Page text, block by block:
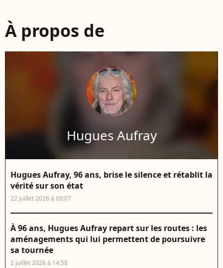
À propos de
Hugues Aufray
Hugues Aufray, 96 ans, brise le silence et rétablit la
vérité sur son état
22 juillet 2026 à 09:07
À 96 ans, Hugues Aufray repart sur les routes : les
aménagements qui lui permettent de poursuivre
sa tournée
2 juillet 2026 à 14:58